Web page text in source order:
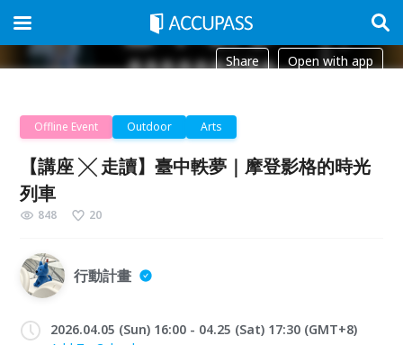
Share Open with app
Offline Event Outdoor Arts
【講座 ╳ 走讀】臺中軼夢｜摩登影格的時光
列車
848 20
行動計畫
2026.04.05 (Sun) 16:00 - 04.25 (Sat) 17:30 (GMT+8)